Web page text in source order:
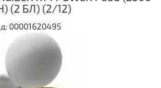
(2 БЛ) (2/12)
00001620495